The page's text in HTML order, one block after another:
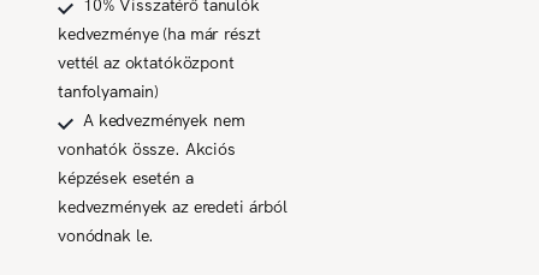
10% Visszatérő tanulók
kedvezménye (ha már részt
vettél az oktatóközpont
tanfolyamain)
A kedvezmények nem
vonhatók össze. Akciós
képzések esetén a
kedvezmények az eredeti árból
vonódnak le.